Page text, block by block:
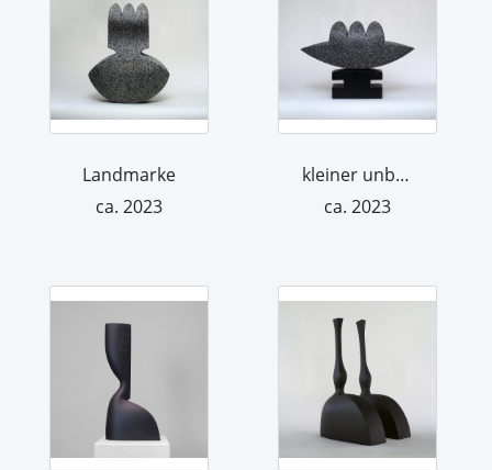
Landmarke
ca. 2023
kleiner unbekannter Altar
ca. 2023